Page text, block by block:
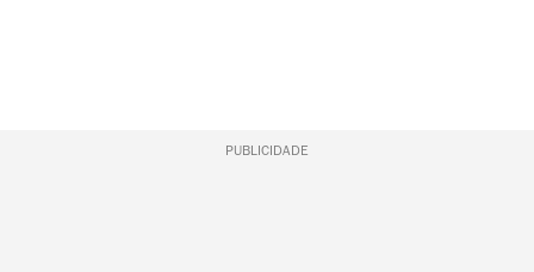
PUBLICIDADE